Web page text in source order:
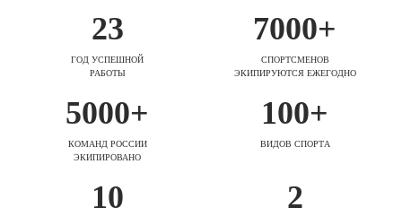
23
ГОД УСПЕШНОЙ
РАБОТЫ
7000+
СПОРТСМЕНОВ
ЭКИПИРУЮТСЯ ЕЖЕГОДНО
5000+
КОМАНД РОССИИ
ЭКИПИРОВАНО
100+
ВИДОВ СПОРТА
10 2